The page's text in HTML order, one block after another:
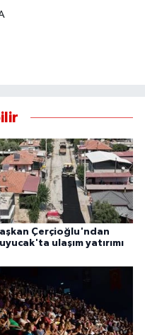
Çerçioğlu'ndan
ulaşım yatırımı